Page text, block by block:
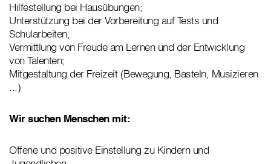
Hilfestellung bei Hausübungen;
Unterstützung bei der Vorbereitung auf Tests und
Schularbeiten;
Vermittlung von Freude am Lernen und der Entwicklung
von Talenten;
Mitgestaltung der Freizeit (Bewegung, Basteln, Musizieren
...)
Wir suchen Menschen mit:
Offene und positive Einstellung zu Kindern und